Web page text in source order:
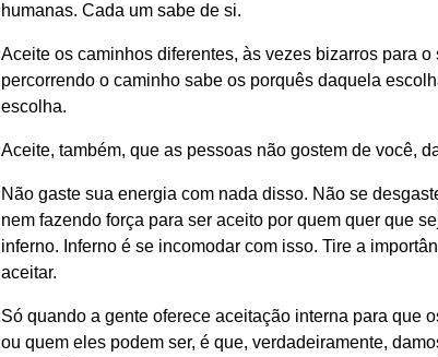
humanas. Cada um sabe de si.
Aceite os caminhos diferentes, às vezes bizarros para
percorrendo o caminho sabe os porquês daquela
escolha.
Aceite, também, que as pessoas não gostem de você,
Não gaste sua energia com nada disso. Não se
nem fazendo força para ser aceito por quem quer que
inferno. Inferno é se incomodar com isso. Tire a
aceitar.
Só quando a gente oferece aceitação interna para que
ou quem eles podem ser, é que, verdadeiramente,